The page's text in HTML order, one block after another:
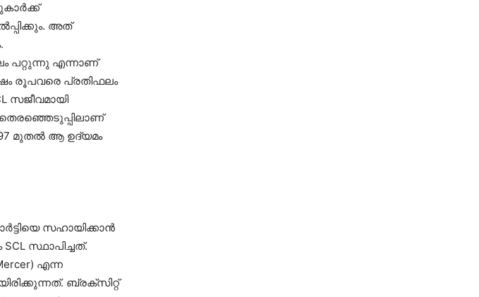
അത്
പറ്റുന്നു എന്നാണ്
രൂപവരെ പ്രതിഫലം
സജീവമായി
മുതല്‍ ആ ഉദ്യമം
സഹായിക്കാൻ
സ്ഥാപിച്ചത്.
എന്ന
ബ്രക്സിറ്റ്